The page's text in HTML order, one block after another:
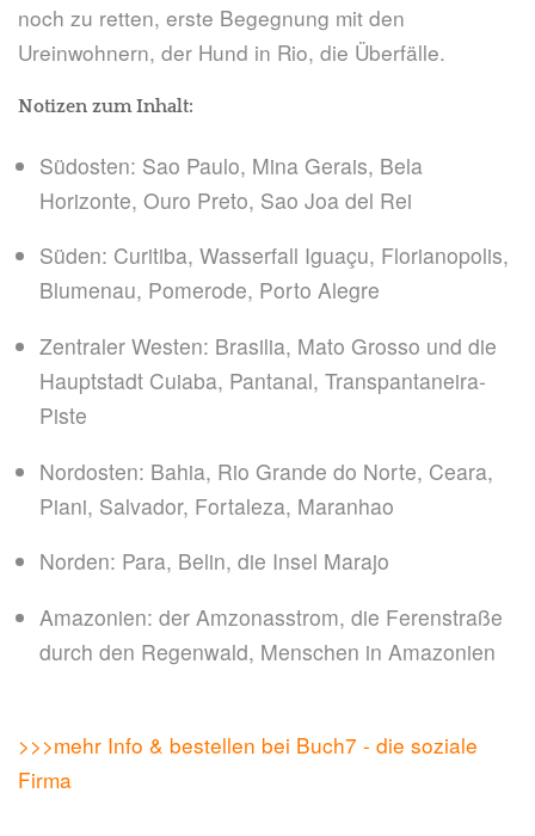
noch zu retten, erste Begegnung mit den
Ureinwohnern, der Hund in Rio, die Überfälle.
Notizen zum Inhalt:
Südosten: Sao Paulo, Mina Gerais, Bela
Horizonte, Ouro Preto, Sao Joa del Rei
Süden: Curitiba, Wasserfall Iguaçu, Florianopolis,
Blumenau, Pomerode, Porto Alegre
Zentraler Westen: Brasilia, Mato Grosso und die
Hauptstadt Cuiaba, Pantanal, Transpantaneira-
Piste
Nordosten: Bahia, Rio Grande do Norte, Ceara,
Piani, Salvador, Fortaleza, Maranhao
Norden: Para, Belin, die Insel Marajo
Amazonien: der Amzonasstrom, die Ferenstraße
durch den Regenwald, Menschen in Amazonien
>>>mehr Info & bestellen bei Buch7 - die soziale
Firma